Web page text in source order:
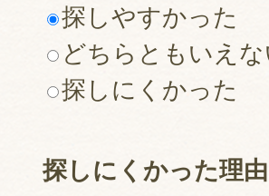
探しやすかった
どちらともいえな
探しにくかった
探しにくかった理